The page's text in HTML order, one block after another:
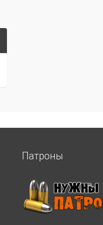
Патроны